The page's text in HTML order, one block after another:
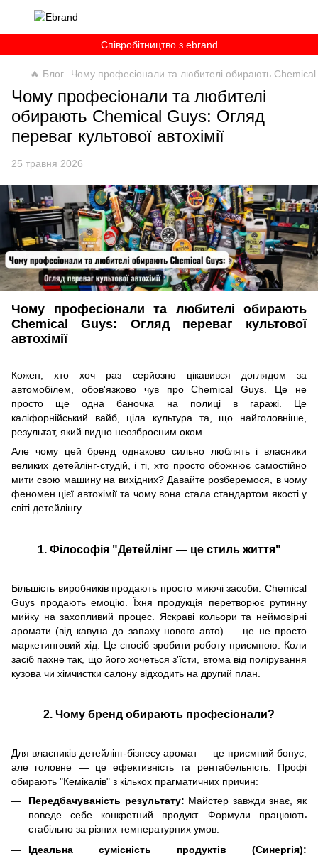
Співробітництво з ebrand
🔥 Блог Чому професіонали та любителі обирають Chemical
Чому професіонали та любителі
обирають Chemical Guys: Огляд
переваг культової автохімії
25 травня 2026
Чому професіонали та любителі обирають
Chemical Guys: Огляд переваг культової
автохімії
Кожен, хто хоч раз серйозно цікавився доглядом за
автомобілем, обов'язково чув про Chemical Guys. Це не
просто ще одна баночка на полиці в гаражі. Це
каліфорнійський вайб, ціла культура та, що найголовніше,
результат, який видно неозброєним оком.
Але чому цей бренд однаково сильно люблять і власники
великих детейлінг-студій, і ті, хто просто обожнює самостійно
мити свою машину на вихідних? Давайте розберемося, в чому
феномен цієї автохімії та чому вона стала стандартом якості у
світі детейлінгу.
1. Філософія "Детейлінг — це стиль життя"
Більшість виробників продають просто миючі засоби. Chemical
Guys продають емоцію. Їхня продукція перетворює рутинну
мийку на захопливий процес. Яскраві кольори та неймовірні
аромати (від кавуна до запаху нового авто) — це не просто
маркетинговий хід. Це спосіб зробити роботу приємною. Коли
засіб пахне так, що його хочеться з'їсти, втома від полірування
кузова чи хімчистки салону відходить на другий план.
2. Чому бренд обирають професіонали?
Для власників детейлінг-бізнесу аромат — це приємний бонус,
але головне — це ефективність та рентабельність. Профі
обирають "Кемікалів" з кількох прагматичних причин:
Передбачуваність результату: Майстер завжди знає, як
поведе себе конкретний продукт. Формули працюють
стабільно за різних температурних умов.
Ідеальна сумісність продуктів (Синергія):